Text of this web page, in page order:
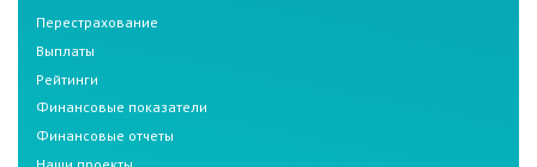
Перестрахование
Выплаты
Рейтинги
Финансовые показатели
Финансовые отчеты